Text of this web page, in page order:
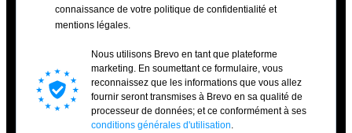
connaissance de votre politique de confidentialité et
mentions légales.
Nous utilisons Brevo en tant que plateforme
marketing. En soumettant ce formulaire, vous
reconnaissez que les informations que vous allez
fournir seront transmises à Brevo en sa qualité de
processeur de données; et ce conformément à ses
conditions générales d'utilisation.